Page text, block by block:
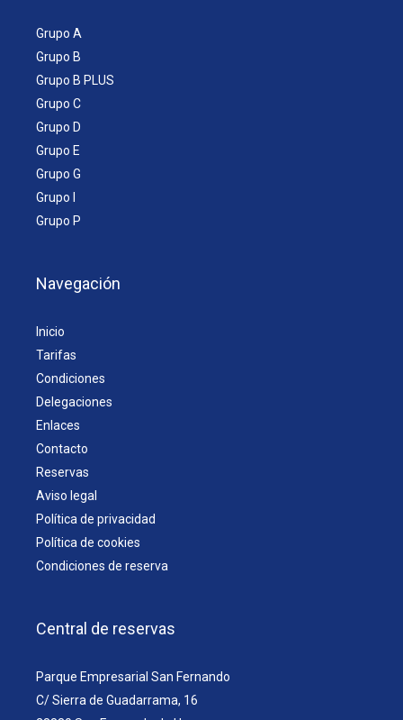
Grupo A
Grupo B
Grupo B PLUS
Grupo C
Grupo D
Grupo E
Grupo G
Grupo I
Grupo P
Navegación
Inicio
Tarifas
Condiciones
Delegaciones
Enlaces
Contacto
Reservas
Aviso legal
Política de privacidad
Política de cookies
Condiciones de reserva
Central de reservas
Parque Empresarial San Fernando
C/ Sierra de Guadarrama, 16